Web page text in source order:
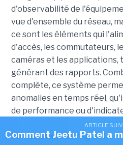
d'observabilité de
vue d'ensemble du réseau,
ce sont les éléments qui
d'accès, les commutateurs,
caméras et les
générant des rapports.
complète, ce système
anomalies en temps réel,
de performance ou
Un assistant de règles IA
ARTICLE
Comment Jeetu Patel a